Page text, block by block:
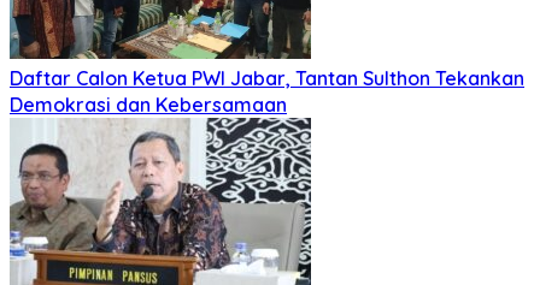
Daftar Calon Ketua PWI Jabar, Tantan Sulthon Tekankan
Demokrasi dan Kebersamaan